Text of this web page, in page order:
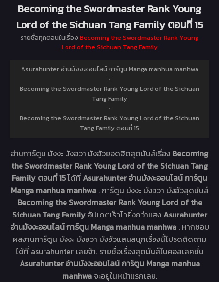
Becoming the Swordmaster Rank Young
Lord of the Sichuan Tang Family ตอนที่ 15
รายชื่อทุกตอนในเรื่อง Becoming the Swordmaster Rank Young
Lord of the Sichuan Tang Family
Asurahunter อ่านมังงะออนไลน์ การ์ตูน Manga manhua manhwa
›
Becoming the Swordmaster Rank Young Lord of the Sichuan
Tang Family
›
Becoming the Swordmaster Rank Young Lord of the Sichuan
Tang Family ตอนที่ 15
อ่านการ์ตูน มังงะ มังฮวา มังฮัวยอดฮิตสุดมันส์เรื่อง Becoming
the Swordmaster Rank Young Lord of the Sichuan Tang
Family ตอนที่ 15ได้ที่Asurahunter อ่านมังงะออนไลน์ การ์ตูน
Manga manhua manhwa . การ์ตูน มังงะ มังฮวา มังฮัวสุดมันส์
Becoming the Swordmaster Rank Young Lord of the
Sichuan Tang Family อัปเดตเร็วไวยิ่งกว่าแสงAsurahunter
อ่านมังงะออนไลน์ การ์ตูน Manga manhua manhwa . หากชอบ
ผลงานการ์ตูน มังงะ มังฮวา มังฮัวแสนสนุกเรื่องนี้โปรดติดตาม
ได้ที่ asurahunter เลยจ้า. รายชื่อเรื่องสุดมันส์ในคอลเลคชั่น
Asurahunter อ่านมังงะออนไลน์ การ์ตูน Manga manhua
manhwa จะอยู่ในหน้าแรกเลย.